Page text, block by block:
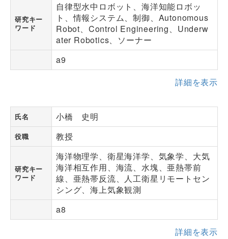
研究キー
ワード
自律型水中ロボット、海洋知能ロボッ
ト、情報システム、制御、Autonomous
Robot、Control Engineering、Underw
ater Robotics、ソーナー
a9
詳細を表示
氏名 小橋 史明
役職 教授
研究キー
ワード
海洋物理学、衛星海洋学、気象学、大気
海洋相互作用、海流、水塊、亜熱帯前
線、亜熱帯反流、人工衛星リモートセン
シング、海上気象観測
a8
詳細を表示